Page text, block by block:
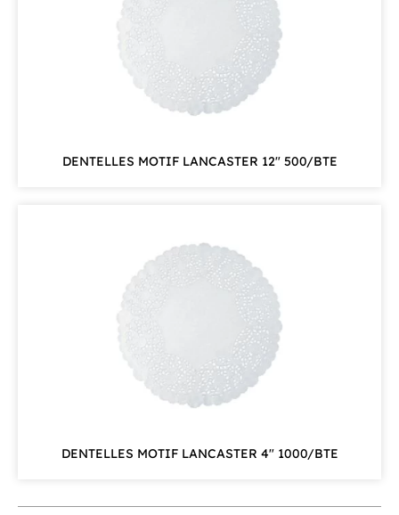
DENTELLES MOTIF LANCASTER 12″ 500/BTE
DENTELLES MOTIF LANCASTER 4″ 1000/BTE